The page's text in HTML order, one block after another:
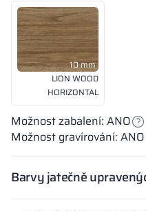
10 mm
LION WOOD
HORIZONTAL
Možnost zabalení: ANO
Možnost gravírování: ANO
Barvy jatečně